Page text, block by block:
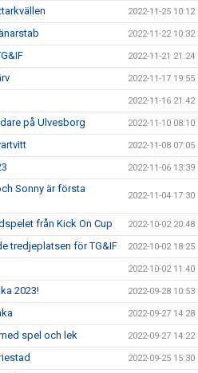
2022-11-25 10:12
2022-11-22 10:32
2022-11-21 21:24
2022-11-17 19:55
2022-11-16 21:42
på Ulvesborg 2022-11-10 08:10
2022-11-08 07:05
2022-11-06 13:39
Sonny är första
2022-11-04 17:30
från Kick On Cup 2022-10-02 20:48
tredjeplatsen för TG&IF 2022-10-02 18:25
2022-10-02 11:40
2023! 2022-09-28 10:53
2022-09-27 14:28
spel och lek 2022-09-27 14:22
2022-09-25 15:30